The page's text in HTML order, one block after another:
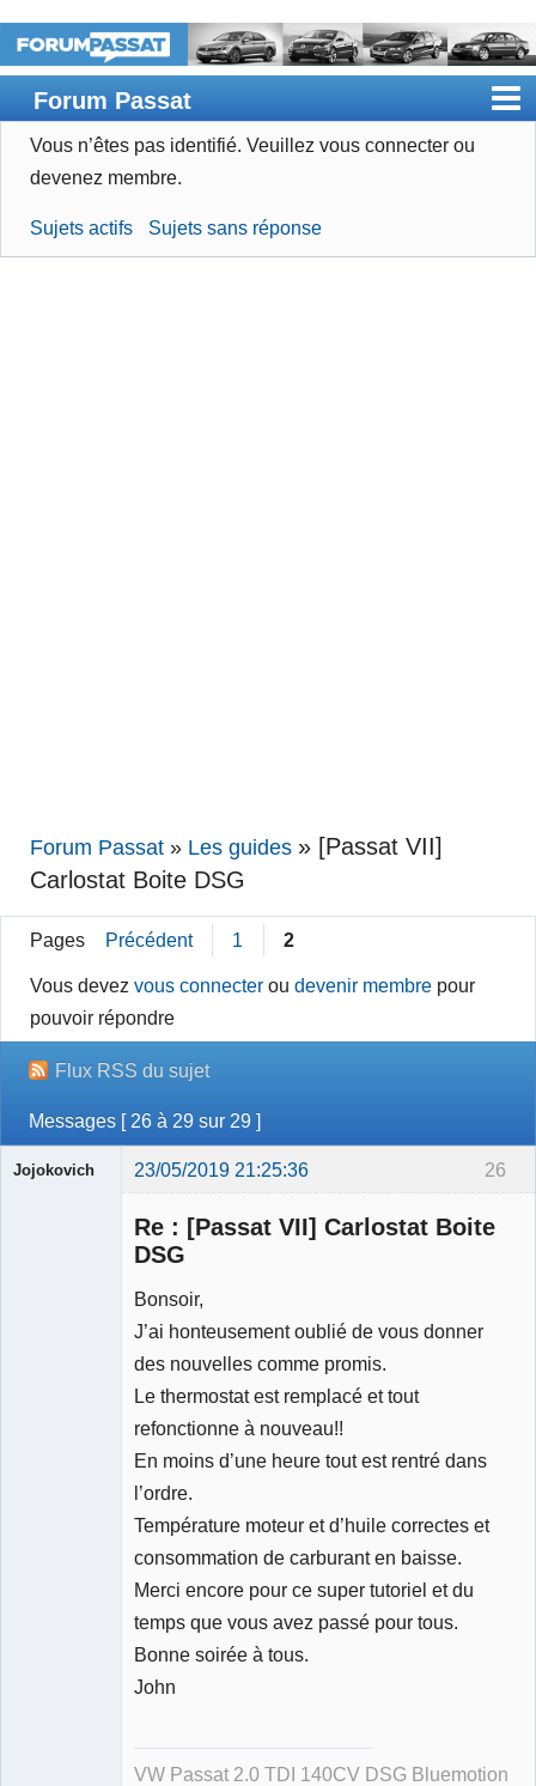
Forum Passat
Accueil
Devenir membre
Vous n’êtes pas identifié. Veuillez vous connecter ou
devenez membre.
Sujets actifs Sujets sans réponse
Forum Passat » Les guides » [Passat VII]
Carlostat Boite DSG
Pages Précédent 1 2
Vous devezvous connecter oudevenir membre pour
pouvoir répondre
Flux RSS du sujet
Messages [ 26 à 29 sur 29 ]
26
Jojokovich 23/05/2019 21:25:36
Re : [Passat VII] Carlostat Boite
DSG
Bonsoir,
J’ai honteusement oublié de vous donner
des nouvelles comme promis.
Le thermostat est remplacé et tout
refonctionne à nouveau!!
En moins d’une heure tout est rentré dans
l’ordre.
Température moteur et d’huile correctes et
consommation de carburant en baisse.
Merci encore pour ce super tutoriel et du
temps que vous avez passé pour tous.
Bonne soirée à tous.
John
VW Passat 2.0 TDI 140CV DSG Bluemotion